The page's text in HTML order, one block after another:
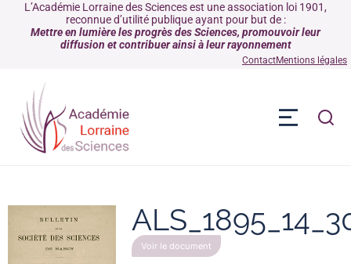
L’Académie Lorraine des Sciences est une association loi 1901,
reconnue d’utilité publique ayant pour but de :
Mettre en lumière les progrès des Sciences, promouvoir leur
diffusion et contribuer ainsi à leur rayonnement
ContactMentions légales
Voir le document